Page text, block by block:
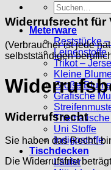
Suche
nach:
Meterware
Reststücke
Leinenstoffe
Trikot –
Kleine
Große
Grafische
Uni Stoffe
Indigostoffe
Tischdecken
Läufer
Widerrufsrecht für
(Verbraucher ist jede
selbstständigen
Widerrufsrecht
Sie haben das Recht,
Die Widerrufsfrist